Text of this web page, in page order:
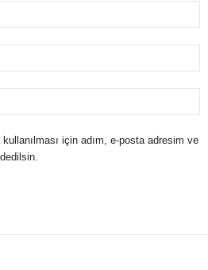
için adım, e-posta adresim ve